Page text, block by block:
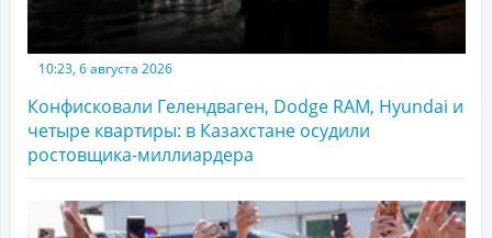
10:23, 6 августа 2026
Конфисковали Гелендваген, Dodge RAM, Hyundai и
четыре квартиры: в Казахстане осудили
ростовщика-миллиардера